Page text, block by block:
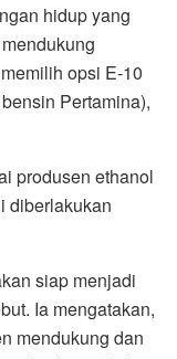
hidup yang
opsi E-10
Pertamina),
produsen ethanol
diberlakukan
siap menjadi
Ia mengatakan,
mendukung dan